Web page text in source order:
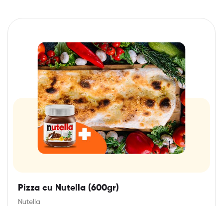
Pizza cu Nutella (600gr)
Nutella